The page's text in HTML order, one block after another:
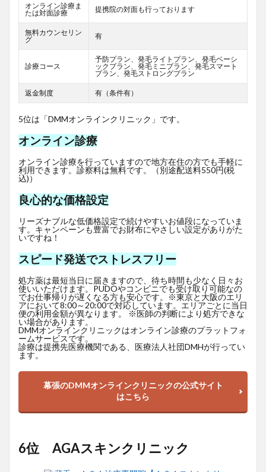
オンライン診療ま
たは対面診療
提携院の対面も行っております
無料カウンセリン
グ
有
診療コース
予防プラン、発毛ライトプラン、発毛ベーシ
ックプラン、発毛ミニプラン、発毛スマート
プラン、発毛ストロングプラン
返金制度 有（条件有）
5位は「DMMオンラインクリニック」です。
オンライン診療
オンライン診療を行っていますので地方在住の方でも手軽に
利用できます。診察料は無料です。（別途配送料550円(税
込)）
良心的な価格設定
リーズナブルな低価格設定で続けやすいお値段になっていま
す。キャンペーンも豊富でお財布にやさしい設定がありがた
いですね！
スピード発送でストレスフリー
処方薬は最短当日に届きますので、待ち時間も少なく日々お
使いいただけます。PUDOやコンビニでも受け取り可能なの
でお仕事帰りが遅くなる方も安心です。※東京と大阪のエリ
アにおいて8:00～20:00で対応しています。エリアごとに当日
便の利用金額が異なります。 ※医師の判断により処方できな
い場合があります。
DMMオンラインクリニックはオンライン診療のプラットフォ
ームサービスです。
診療は提携先医療機関である、医療法人社団DMHが行ってい
ます。
幕張のDMMオンラインクリニックの公式サイト
はこちら
6位 AGAスキンクリニック